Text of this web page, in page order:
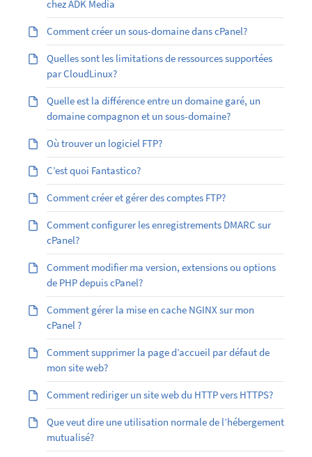
chez ADK Media
Comment créer un sous-domaine dans cPanel?
Quelles sont les limitations de ressources supportées
par CloudLinux?
Quelle est la différence entre un domaine garé, un
domaine compagnon et un sous-domaine?
Où trouver un logiciel FTP?
C’est quoi Fantastico?
Comment créer et gérer des comptes FTP?
Comment configurer les enregistrements DMARC sur
cPanel?
Comment modifier ma version, extensions ou options
de PHP depuis cPanel?
Comment gérer la mise en cache NGINX sur mon
cPanel ?
Comment supprimer la page d’accueil par défaut de
mon site web?
Comment rediriger un site web du HTTP vers HTTPS?
Que veut dire une utilisation normale de l’hébergement
mutualisé?